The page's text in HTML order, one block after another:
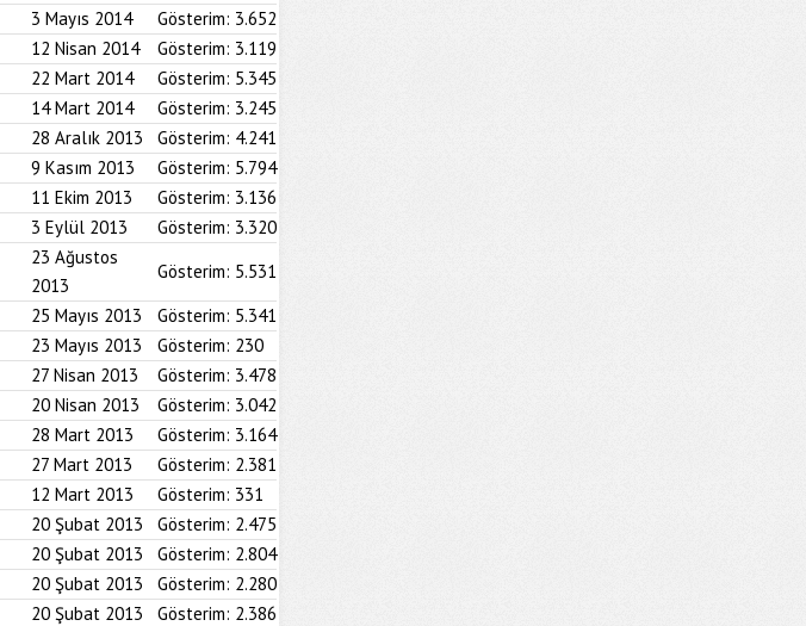
3 Mayıs 2014 Gösterim: 3.652
12 Nisan 2014 Gösterim: 3.119
22 Mart 2014 Gösterim: 5.345
14 Mart 2014 Gösterim: 3.245
28 Aralık 2013 Gösterim: 4.241
9 Kasım 2013 Gösterim: 5.794
11 Ekim 2013 Gösterim: 3.136
3 Eylül 2013 Gösterim: 3.320
23 Ağustos
2013
Gösterim: 5.531
25 Mayıs 2013 Gösterim: 5.341
23 Mayıs 2013 Gösterim: 230
27 Nisan 2013 Gösterim: 3.478
20 Nisan 2013 Gösterim: 3.042
28 Mart 2013 Gösterim: 3.164
27 Mart 2013 Gösterim: 2.381
12 Mart 2013 Gösterim: 331
20 Şubat 2013 Gösterim: 2.475
20 Şubat 2013 Gösterim: 2.804
20 Şubat 2013 Gösterim: 2.280
20 Şubat 2013 Gösterim: 2.386